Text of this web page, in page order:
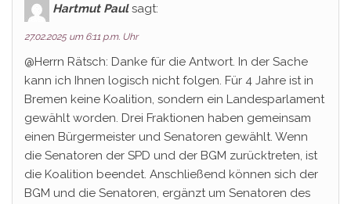
Hartmut Paul sagt:
27.02.2025 um 6:11 p.m. Uhr
@Herrn Rätsch: Danke für die Antwort. In der Sache
kann ich Ihnen logisch nicht folgen. Für 4 Jahre ist in
Bremen keine Koalition, sondern ein Landesparlament
gewählt worden. Drei Fraktionen haben gemeinsam
einen Bürgermeister und Senatoren gewählt. Wenn
die Senatoren der SPD und der BGM zurücktreten, ist
die Koalition beendet. Anschließend können sich der
BGM und die Senatoren, ergänzt um Senatoren des